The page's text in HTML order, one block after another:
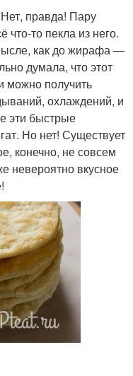
правда! Пару
что-то пекла из него.
как до жирафа —
думала, что этот
можно получить
охлаждений, и
эти быстрые
Но нет! Существует
конечно, не совсем
невероятно вкусное